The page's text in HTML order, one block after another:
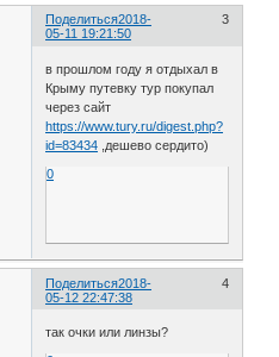
Поделиться 3
2018-
05-11 19:21:50
в прошлом году я отдыхал в
Крыму путевку тур покупал
через сайт
https://www.tury.ru/digest.php?
id=83434 ,дешево сердито)
0
Поделиться 4
2018-
05-12 22:47:38
так очки или линзы?